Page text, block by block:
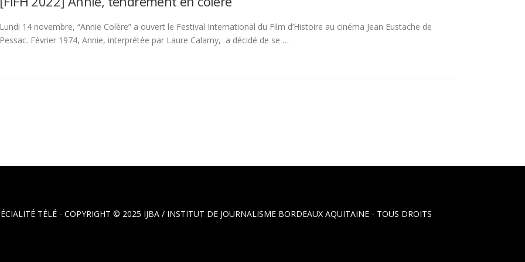
Lundi 14 novembre, “Annie Colère” a ouvert le Festival International du Film d’Histoire au cinéma Jean Eustache de
Pessac. Février 1974, Annie, interprétée par Laure Calamy, a décidé de se …
TÉLÉ - COPYRIGHT © 2025 IJBA / INSTITUT DE JOURNALISME BORDEAUX AQUITAINE - TOUS DROITS